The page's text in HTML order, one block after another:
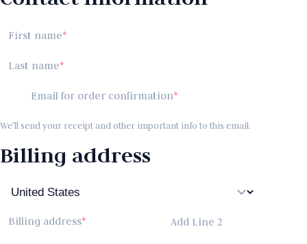
First name
Last name
Email for order confirmation
We'll send your receipt and other important info to this email.
Billing address
Billing address Add Line 2